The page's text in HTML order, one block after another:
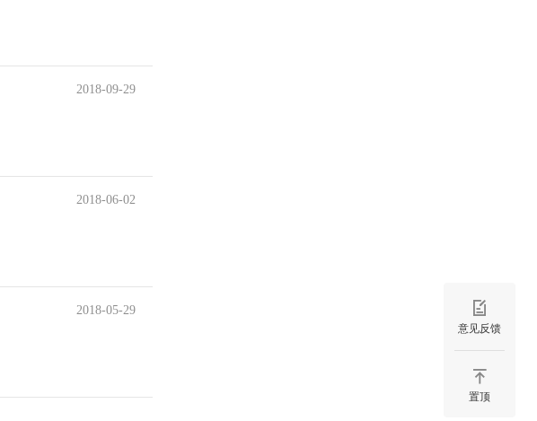
2018-09-29
2018-06-02
2018-05-29
意见反馈
置顶